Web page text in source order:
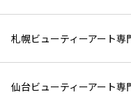
札幌ビューティーアート専
仙台ビューティーアート専